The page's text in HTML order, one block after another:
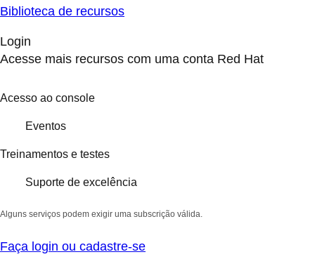
Biblioteca de recursos
Login
Acesse mais recursos com uma conta Red Hat
Acesso ao console
Eventos
Treinamentos e testes
Suporte de excelência
Alguns serviços podem exigir uma subscrição válida.
Faça login ou cadastre-se